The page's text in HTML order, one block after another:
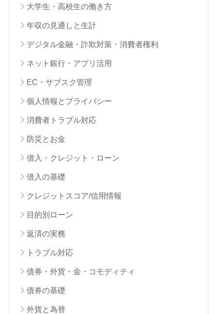
大学生・高校生の働き方
年収の見通しと生計
デジタル金融・詐欺対策・消費者権利
ネット銀行・アプリ活用
EC・サブスク管理
個人情報とプライバシー
消費者トラブル対応
防災とお金
借入・クレジット・ローン
借入の基礎
クレジットスコア/信用情報
目的別ローン
返済の実務
トラブル対応
債券・外貨・金・コモディティ
債券の基礎
外貨と為替